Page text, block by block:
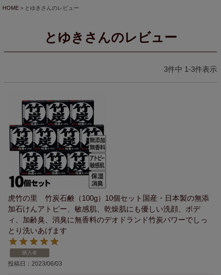
HOME とゆきさんのレビュー
とゆきさんのレビュー
3件中 1-3件表示
虎竹の里 竹炭石鹸（100g）10個セット国産・日本製の無添
加石けんアトピー、敏感肌、乾燥肌にも優しい洗顔、ボデ
ィ、加齢臭、消臭に無香料のデオドランド竹炭パワーでしっ
とり洗いあげます
購入者
投稿日 2023/06/03